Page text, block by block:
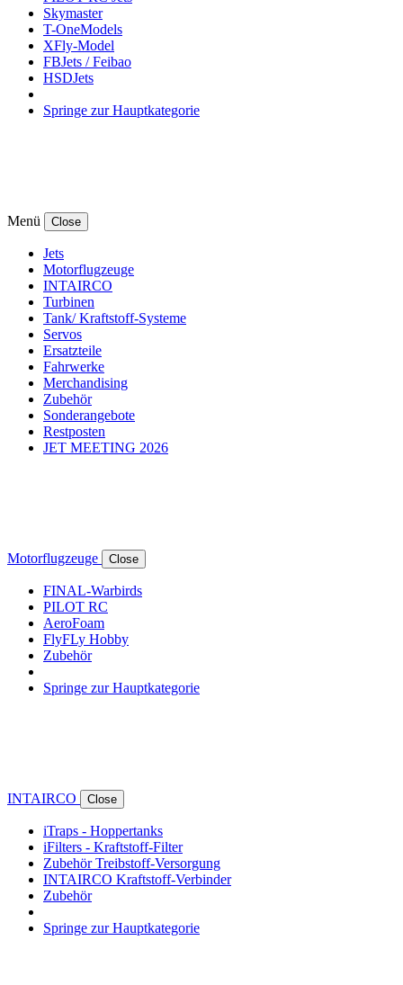
Skymaster
T-OneModels
XFly-Model
FBJets / Feibao
HSDJets
Springe zur Hauptkategorie
Menü Close
Jets
Motorflugzeuge
INTAIRCO
Turbinen
Tank/ Kraftstoff-Systeme
Servos
Ersatzteile
Fahrwerke
Merchandising
Zubehör
Sonderangebote
Restposten
JET MEETING 2026
Motorflugzeuge Close
FINAL-Warbirds
PILOT RC
AeroFoam
FlyFLy Hobby
Zubehör
Springe zur Hauptkategorie
INTAIRCO Close
iTraps - Hoppertanks
iFilters - Kraftstoff-Filter
Zubehör Treibstoff-Versorgung
INTAIRCO Kraftstoff-Verbinder
Zubehör
Springe zur Hauptkategorie